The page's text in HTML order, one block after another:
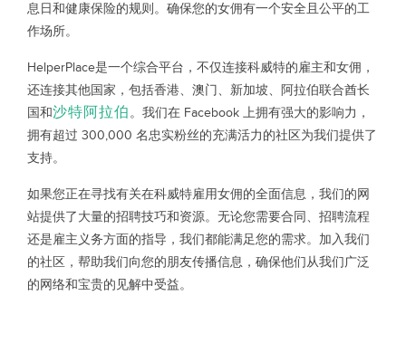
息日和健康保险的规则。确保您的女佣有一个安全且公平的工
作场所。
HelperPlace是一个综合平台，不仅连接科威特的雇主和女佣，
还连接其他国家，包括香港、澳门、新加坡、阿拉伯联合酋长
国和沙特阿拉伯。我们在 Facebook 上拥有强大的影响力，
拥有超过 300,000 名忠实粉丝的充满活力的社区为我们提供了
支持。
如果您正在寻找有关在科威特雇用女佣的全面信息，我们的网
站提供了大量的招聘技巧和资源。无论您需要合同、招聘流程
还是雇主义务方面的指导，我们都能满足您的需求。加入我们
的社区，帮助我们向您的朋友传播信息，确保他们从我们广泛
的网络和宝贵的见解中受益。